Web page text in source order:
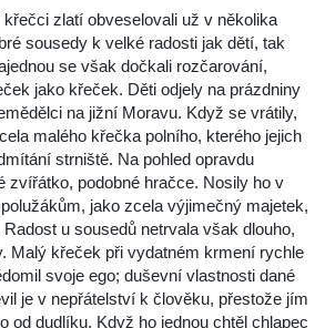
zlatí obveselovali už v několika
sousedy k velké radosti jak dětí, tak
se však dočkali rozčarování,
jako křeček. Děti odjely na prázdniny
na jižní Moravu. Když se vrátily,
malého křečka polního, kterého jejich
strniště. Na pohled opravdu
zvířátko, podobné hračce. Nosily ho v
jako zcela výjimečný majetek,
u sousedů netrvala však dlouho,
Malý křeček při vydatném krmení rychle
svoje ego; duševní vlastnosti dané
je v nepřátelství k člověku, přestože jím
od dudlíku. Když ho jednou chtěl chlapec